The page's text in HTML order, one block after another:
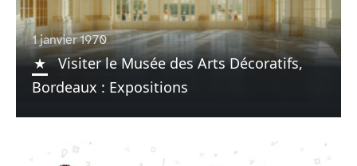
1 janvier 1970
Visiter le Musée des Arts Décoratifs,
Bordeaux : Expositions